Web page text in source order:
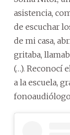
asistencia,
de escuchar
de mi casa,
gritaba,
(…). Reconocí
a la escuela,